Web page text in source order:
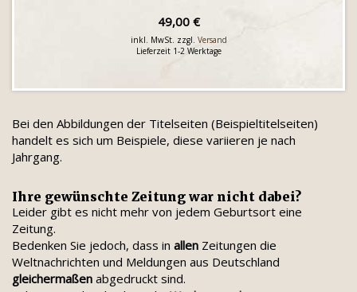
49,00 €
inkl. MwSt. zzgl. Versand
Lieferzeit 1-2 Werktage
Bei den Abbildungen der Titelseiten (Beispieltitelseiten)
handelt es sich um Beispiele, diese variieren je nach
Jahrgang.
Ihre gewünschte Zeitung war nicht dabei?
Leider gibt es nicht mehr von jedem Geburtsort eine
Zeitung.
Bedenken Sie jedoch, dass in allen Zeitungen die
Weltnachrichten und Meldungen aus Deutschland
gleichermaßen abgedruckt sind.